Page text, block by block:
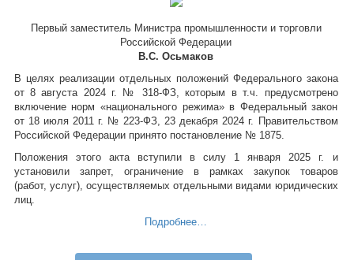
Первый заместитель Министра промышленности и торговли
Российской Федерации
В.С. Осьмаков
В целях реализации отдельных положений Федерального закона
от 8 августа 2024 г. № 318-ФЗ, которым в т.ч. предусмотрено
включение норм «национального режима» в Федеральный закон
от 18 июля 2011 г. № 223-ФЗ, 23 декабря 2024 г. Правительством
Российской Федерации принято постановление № 1875.
Положения этого акта вступили в силу 1 января 2025 г. и
установили запрет, ограничение в рамках закупок товаров
(работ, услуг), осуществляемых отдельными видами юридических
лиц.
Подробнее…